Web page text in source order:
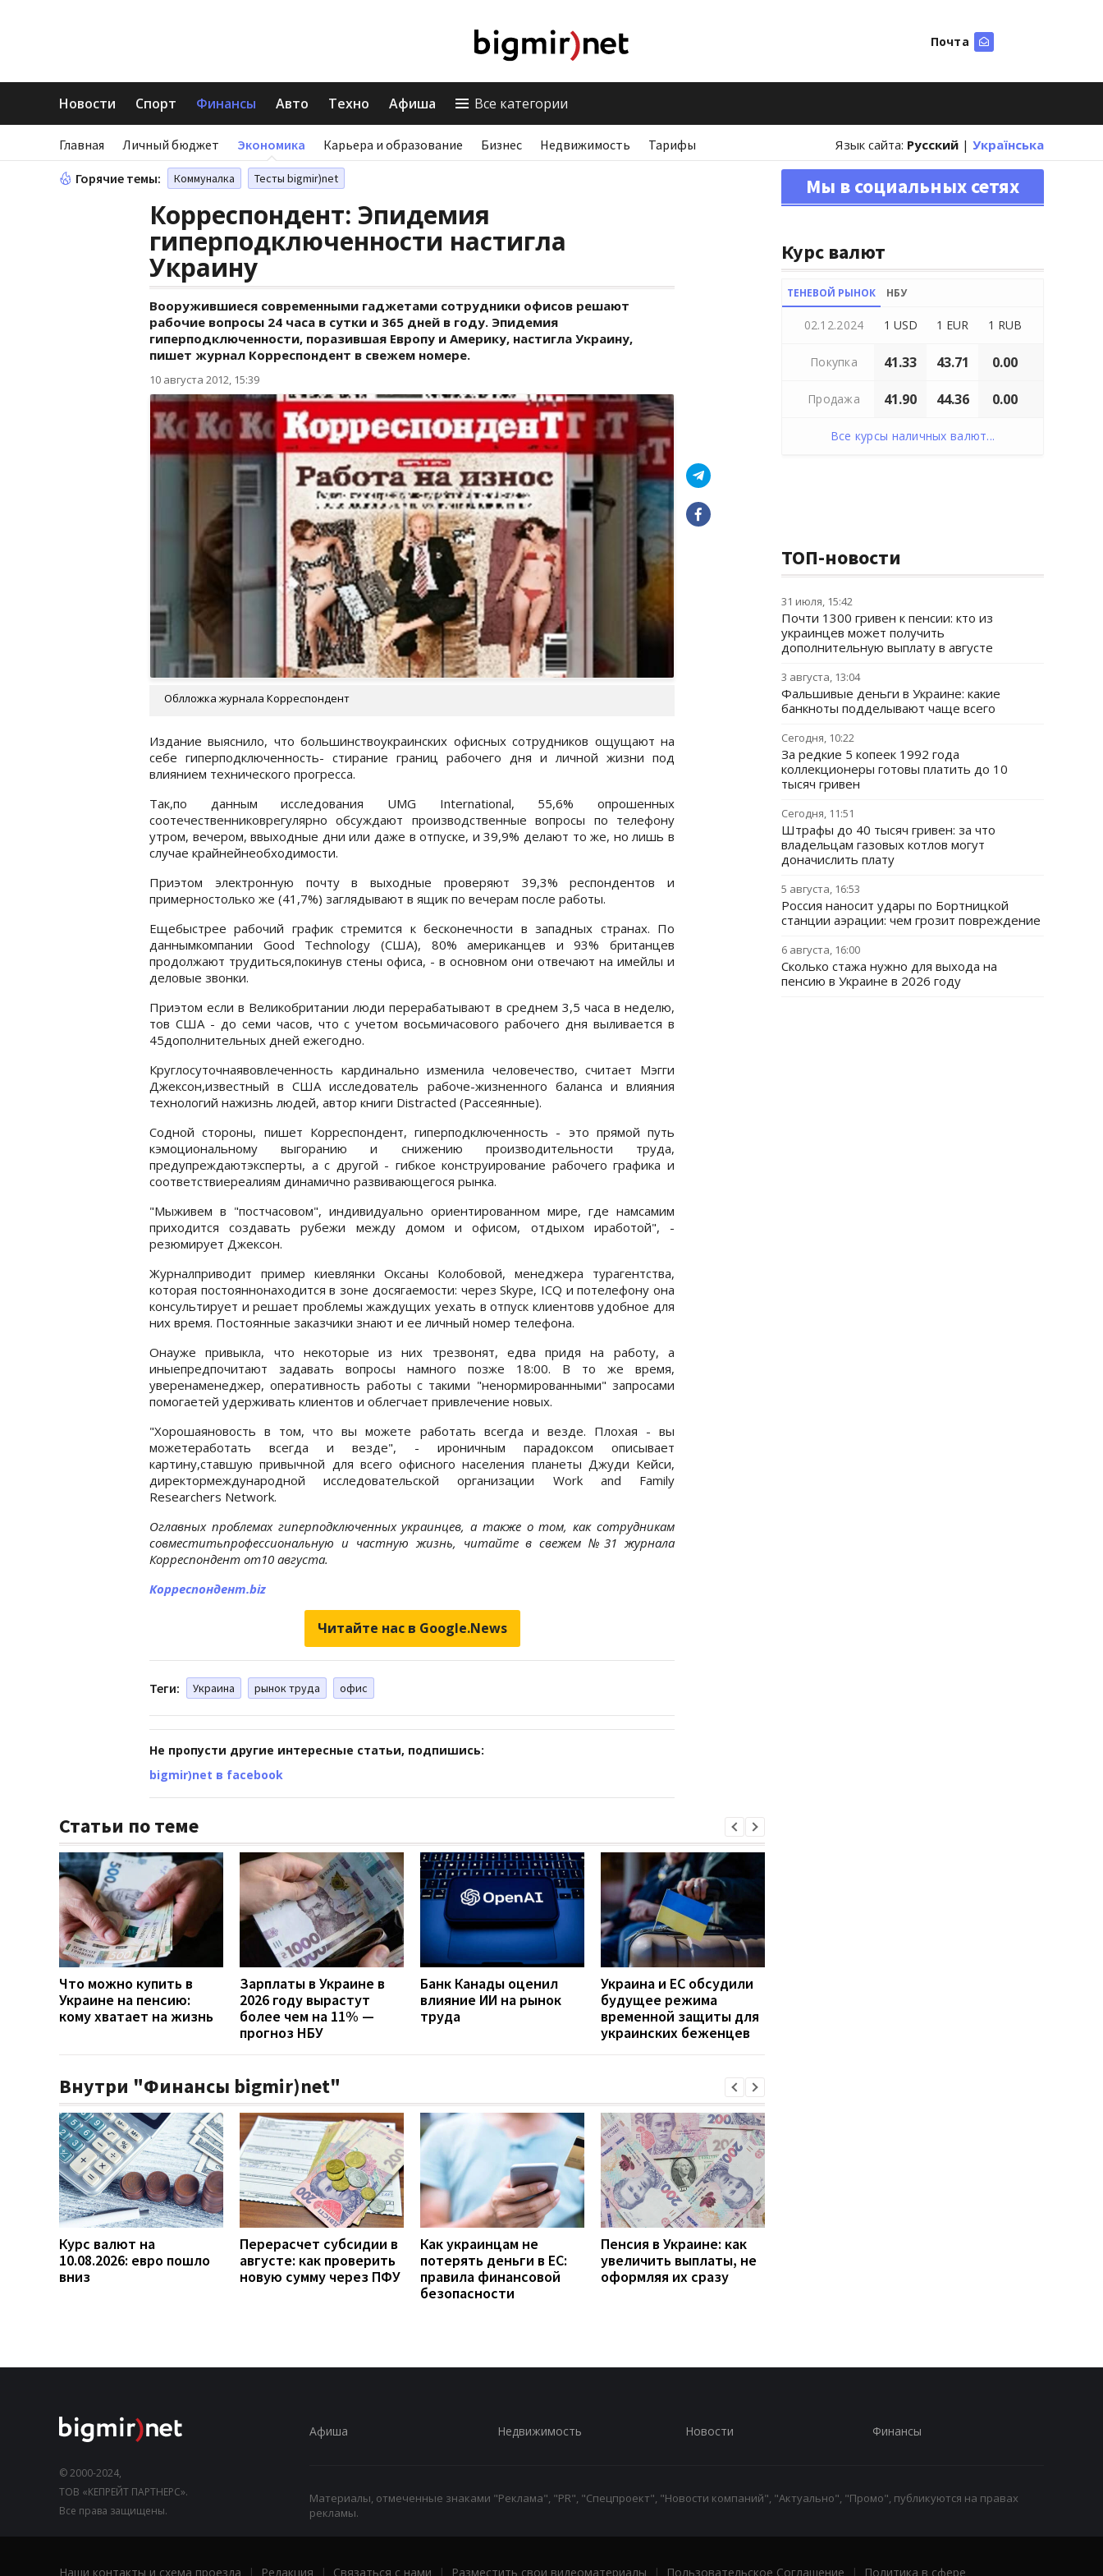
Почта
Новости Спорт Финансы Авто Техно Афиша Все категории
Главная Личный бюджет Экономика Карьера и образование Бизнес Недвижимость Тарифы Язык сайта: Русский | Українська
Горячие темы: Коммуналка Тесты bigmir)net
Корреспондент: Эпидемия
гиперподключенности настигла
Украину
Вооружившиеся современными гаджетами сотрудники офисов решают
рабочие вопросы 24 часа в сутки и 365 дней в году. Эпидемия
гиперподключенности, поразившая Европу и Америку, настигла Украину,
пишет журнал Корреспондент в свежем номере.
10 августа 2012, 15:39
Облложка журнала Корреспондент
Издание выяснило, что большинствоукраинских офисных сотрудников ощущают на
себе гиперподключенность- стирание границ рабочего дня и личной жизни под
влиянием технического прогресса.
Так,по данным исследования UMG International, 55,6% опрошенных
соотечественниковрегулярно обсуждают производственные вопросы по телефону
утром, вечером, ввыходные дни или даже в отпуске, и 39,9% делают то же, но лишь в
случае крайнейнеобходимости.
Приэтом электронную почту в выходные проверяют 39,3% респондентов и
примерностолько же (41,7%) заглядывают в ящик по вечерам после работы.
Ещебыстрее рабочий график стремится к бесконечности в западных странах. По
даннымкомпании Good Technology (США), 80% американцев и 93% британцев
продолжают трудиться,покинув стены офиса, - в основном они отвечают на имейлы и
деловые звонки.
Приэтом если в Великобритании люди перерабатывают в среднем 3,5 часа в неделю,
тов США - до семи часов, что с учетом восьмичасового рабочего дня выливается в
45дополнительных дней ежегодно.
Круглосуточнаявовлеченность кардинально изменила человечество, считает Мэгги
Джексон,известный в США исследователь рабоче-жизненного баланса и влияния
технологий нажизнь людей, автор книги Distracted (Рассеянные).
Содной стороны, пишет Корреспондент, гиперподключенность - это прямой путь
кэмоциональному выгоранию и снижению производительности труда,
предупреждаютэксперты, а с другой - гибкое конструирование рабочего графика и
соответствиереалиям динамично развивающегося рынка.
"Мыживем в "постчасовом", индивидуально ориентированном мире, где намсамим
приходится создавать рубежи между домом и офисом, отдыхом иработой", -
резюмирует Джексон.
Журналприводит пример киевлянки Оксаны Колобовой, менеджера турагентства,
которая постояннонаходится в зоне досягаемости: через Skype, ICQ и потелефону она
консультирует и решает проблемы жаждущих уехать в отпуск клиентовв удобное для
них время. Постоянные заказчики знают и ее личный номер телефона.
Онауже привыкла, что некоторые из них трезвонят, едва придя на работу, а
иныепредпочитают задавать вопросы намного позже 18:00. В то же время,
уверенаменеджер, оперативность работы с такими "ненормированными" запросами
помогаетей удерживать клиентов и облегчает привлечение новых.
"Хорошаяновость в том, что вы можете работать всегда и везде. Плохая - вы
можетеработать всегда и везде", - ироничным парадоксом описывает
картину,ставшую привычной для всего офисного населения планеты Джуди Кейси,
директормеждународной исследовательской организации Work and Family
Researchers Network.
Оглавных проблемах гиперподключенных украинцев, а также о том, как сотрудникам
совместитьпрофессиональную и частную жизнь, читайте в свежем №31 журнала
Корреспондент от10 августа.
Корреспондент.biz
Читайте нас в Google.News
Теги: Украина рынок труда офис
Не пропусти другие интересные статьи, подпишись:
bigmir)net в facebook
Статьи по теме
Что можно купить в
Украине на пенсию:
кому хватает на жизнь
Зарплаты в Украине в
2026 году вырастут
более чем на 11% —
прогноз НБУ
Банк Канады оценил
влияние ИИ на рынок
труда
Украина и ЕС обсудили
будущее режима
временной защиты для
украинских беженцев
Внутри "Финансы bigmir)net"
Курс валют на
10.08.2026: евро пошло
вниз
Перерасчет субсидии в
августе: как проверить
новую сумму через ПФУ
Как украинцам не
потерять деньги в ЕС:
правила финансовой
безопасности
Пенсия в Украине: как
увеличить выплаты, не
оформляя их сразу
Мы в социальных сетях
Курс валют
ТЕНЕВОЙ РЫНОК НБУ
02.12.2024 1 USD 1 EUR 1 RUB
Покупка 41.33 43.71 0.00
Продажа 41.90 44.36 0.00
Все курсы наличных валют...
ТОП-новости
31 июля, 15:42
Почти 1300 гривен к пенсии: кто из
украинцев может получить
дополнительную выплату в августе
3 августа, 13:04
Фальшивые деньги в Украине: какие
банкноты подделывают чаще всего
Сегодня, 10:22
За редкие 5 копеек 1992 года
коллекционеры готовы платить до 10
тысяч гривен
Сегодня, 11:51
Штрафы до 40 тысяч гривен: за что
владельцам газовых котлов могут
доначислить плату
5 августа, 16:53
Россия наносит удары по Бортницкой
станции аэрации: чем грозит повреждение
6 августа, 16:00
Сколько стажа нужно для выхода на
пенсию в Украине в 2026 году
© 2000-2024,
ТОВ «КЕПРЕЙТ ПАРТНЕРС».
Все права защищены.
Афиша Недвижимость Новости Финансы
Материалы, отмеченные знаками "Реклама", "PR", "Спецпроект", "Новости компаний", "Актуально", "Промо", публикуются на правах
рекламы.
Наши контакты и схема проезда | Редакция | Связаться с нами | Разместить свои видеоматериалы | Пользовательское Соглашение | Политика в сфере